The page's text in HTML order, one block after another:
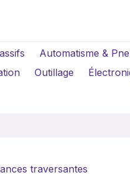
Automatisme &
Outillage
traversantes